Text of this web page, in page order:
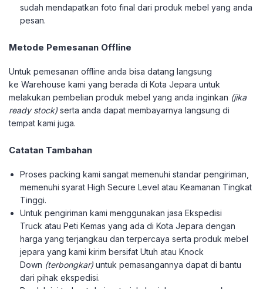
sudah mendapatkan foto final dari produk mebel yang anda
pesan.
Metode Pemesanan Offline
Untuk pemesanan offline anda bisa datang langsung
ke Warehouse kami yang berada di Kota Jepara untuk
melakukan pembelian produk mebel yang anda inginkan (jika
ready stock) serta anda dapat membayarnya langsung di
tempat kami juga.
Catatan Tambahan
Proses packing kami sangat memenuhi standar pengiriman,
memenuhi syarat High Secure Level atau Keamanan Tingkat
Tinggi.
Untuk pengiriman kami menggunakan jasa Ekspedisi
Truck atau Peti Kemas yang ada di Kota Jepara dengan
harga yang terjangkau dan terpercaya serta produk mebel
jepara yang kami kirim bersifat Utuh atau Knock
Down (terbongkar) untuk pemasangannya dapat di bantu
dari pihak ekspedisi.